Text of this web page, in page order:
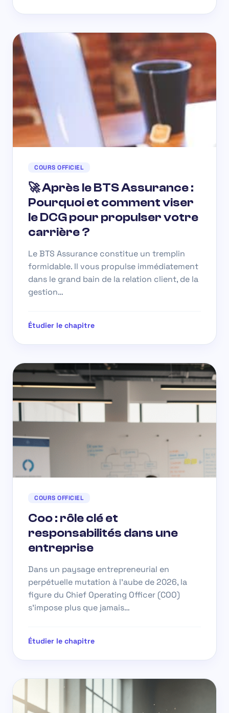
COURS OFFICIEL
🚀 Après le BTS Assurance :
Pourquoi et comment viser
le DCG pour propulser votre
carrière ?
Le BTS Assurance constitue un tremplin
formidable. Il vous propulse immédiatement
dans le grand bain de la relation client, de la
gestion…
Étudier le chapitre
COURS OFFICIEL
Coo : rôle clé et
responsabilités dans une
entreprise
Dans un paysage entrepreneurial en
perpétuelle mutation à l’aube de 2026, la
figure du Chief Operating Officer (COO)
s’impose plus que jamais…
Étudier le chapitre